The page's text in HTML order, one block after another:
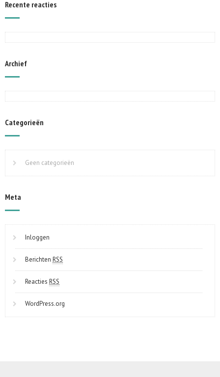
Recente reacties
Archief
Categorieën
Geen categorieën
Meta
Inloggen
Berichten RSS
Reacties RSS
WordPress.org